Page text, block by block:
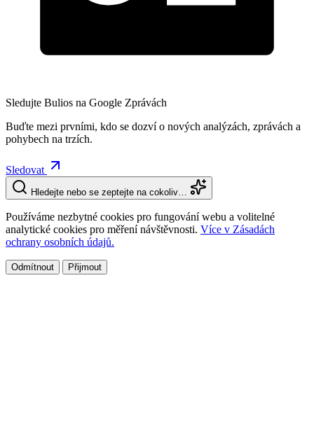
Sledujte Bulios na Google Zprávách
Buďte mezi prvními, kdo se dozví o nových analýzách, zprávách a
pohybech na trzích.
Sledovat
Hledejte nebo se zeptejte na cokoliv…
Používáme nezbytné cookies pro fungování webu a volitelné
analytické cookies pro měření návštěvnosti. Více v Zásadách
ochrany osobních údajů.
Odmítnout Přijmout